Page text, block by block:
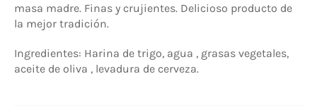
masa madre. Finas y crujientes. Delicioso producto de
la mejor tradición.
Ingredientes: Harina de trigo, agua , grasas vegetales,
aceite de oliva , levadura de cerveza.